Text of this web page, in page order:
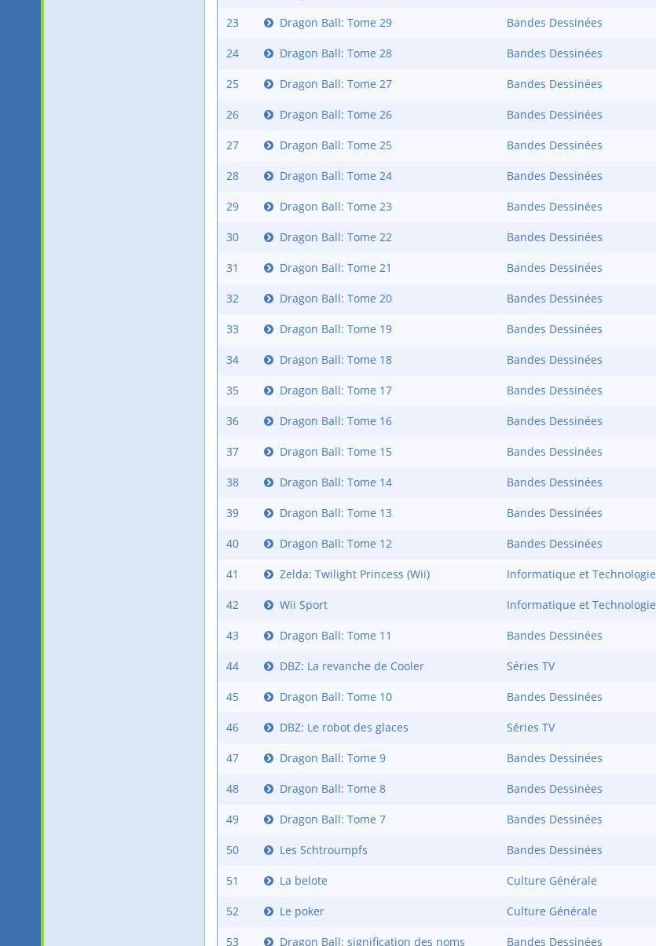
23 Dragon Ball: Tome 29 Bandes Dessinées
24 Dragon Ball: Tome 28 Bandes Dessinées
25 Dragon Ball: Tome 27 Bandes Dessinées
26 Dragon Ball: Tome 26 Bandes Dessinées
27 Dragon Ball: Tome 25 Bandes Dessinées
28 Dragon Ball: Tome 24 Bandes Dessinées
29 Dragon Ball: Tome 23 Bandes Dessinées
30 Dragon Ball: Tome 22 Bandes Dessinées
31 Dragon Ball: Tome 21 Bandes Dessinées
32 Dragon Ball: Tome 20 Bandes Dessinées
33 Dragon Ball: Tome 19 Bandes Dessinées
34 Dragon Ball: Tome 18 Bandes Dessinées
35 Dragon Ball: Tome 17 Bandes Dessinées
36 Dragon Ball: Tome 16 Bandes Dessinées
37 Dragon Ball: Tome 15 Bandes Dessinées
38 Dragon Ball: Tome 14 Bandes Dessinées
39 Dragon Ball: Tome 13 Bandes Dessinées
40 Dragon Ball: Tome 12 Bandes Dessinées
41 Zelda: Twilight Princess (Wii) Informatique et Technologie
42 Wii Sport Informatique et Technologie
43 Dragon Ball: Tome 11 Bandes Dessinées
44 DBZ: La revanche de Cooler Séries TV
45 Dragon Ball: Tome 10 Bandes Dessinées
46 DBZ: Le robot des glaces Séries TV
47 Dragon Ball: Tome 9 Bandes Dessinées
48 Dragon Ball: Tome 8 Bandes Dessinées
49 Dragon Ball: Tome 7 Bandes Dessinées
50 Les Schtroumpfs Bandes Dessinées
51 La belote Culture Générale
52 Le poker Culture Générale
53 Dragon Ball: signification des noms Bandes Dessinées